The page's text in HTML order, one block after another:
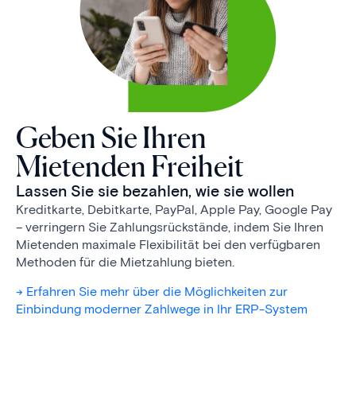
Geben Sie Ihren
Mietenden Freiheit
Lassen Sie sie bezahlen, wie sie wollen
Kreditkarte, Debitkarte, PayPal, Apple Pay, Google Pay
– verringern Sie Zahlungs­rück­stände, indem Sie Ihren
Mietenden maximale Flexibilität bei den verfügbaren
Methoden für die Mietzahlung bieten.
-> Erfahren Sie mehr über die Möglichkeiten zur
Einbindung moderner Zahlwege in Ihr ERP-System